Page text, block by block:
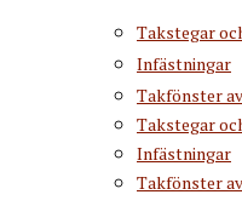
Takstegar
Infästningar
Takfönster
Takstegar
Infästningar
Takfönster